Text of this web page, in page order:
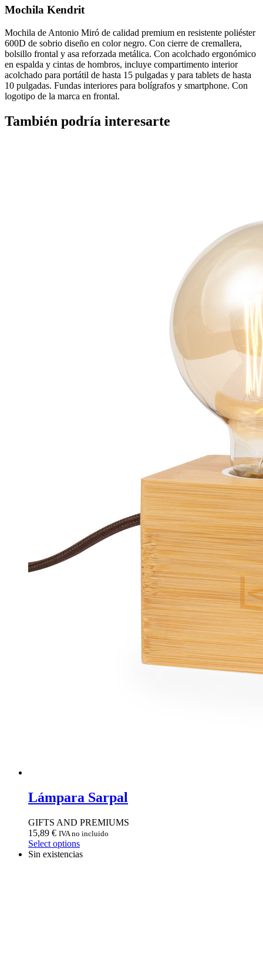
Mochila Kendrit
Mochila de Antonio Miró de calidad premium en resistente poliéster
600D de sobrio diseño en color negro. Con cierre de cremallera,
bolsillo frontal y asa reforzada metálica. Con acolchado ergonómico
en espalda y cintas de hombros, incluye compartimento interior
acolchado para portátil de hasta 15 pulgadas y para tablets de hasta
10 pulgadas. Fundas interiores para bolígrafos y smartphone. Con
logotipo de la marca en frontal.
También podría interesarte
Lámpara Sarpal
GIFTS AND PREMIUMS
15,89 € IVA no incluido
Select options
Sin existencias